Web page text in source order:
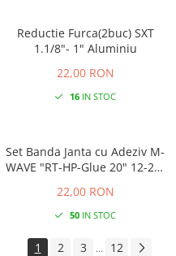
Reductie Furca(2buc) SXT
1.1/8"- 1" Aluminiu
22,00 RON
16IN STOC
Set Banda Janta cu Adeziv M-
WAVE "RT-HP-Glue 20" 12-29"
22,00 RON
50IN STOC
1 2 3 ... 12